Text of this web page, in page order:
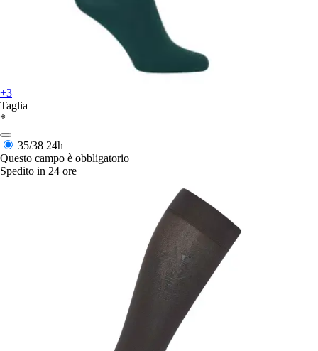
+3
Taglia
*
35/38 24h
Questo campo è obbligatorio
Spedito in 24 ore